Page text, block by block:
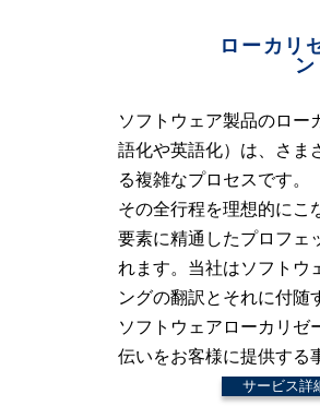
ローカリ
ン
ソフトウェア製品のロー
語化や英語化）は、さま
る複雑なプロセスです。
その全行程を理想的にこ
要素に精通したプロフェ
れます。当社はソフトウ
ングの翻訳とそれに付随
ソフトウェアローカリゼ
伝いをお客様に提供する
サービス詳